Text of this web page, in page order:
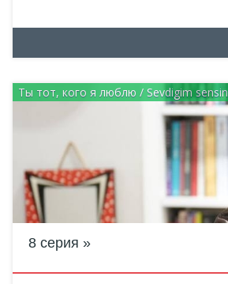
Ты тот, кого я люблю / Sevdigim sensin
8 серия